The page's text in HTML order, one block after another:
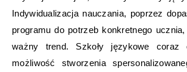
Indywidualizacja nauczania, poprzez
programu do potrzeb konkretnego
ważny trend. Szkoły językowe coraz
możliwość stworzenia